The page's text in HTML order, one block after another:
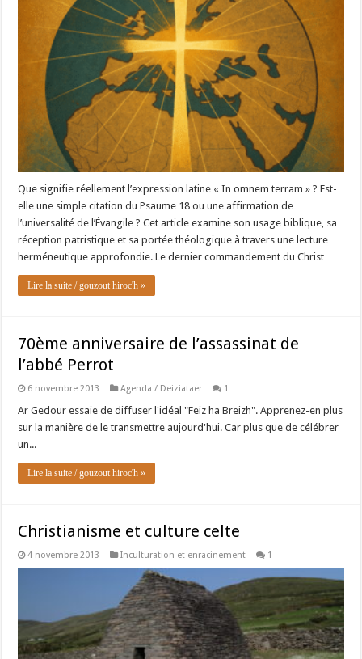
Que signifie réellement l’expression latine « In omnem terram » ? Est-
elle une simple citation du Psaume 18 ou une affirmation de
l’universalité de l’Évangile ? Cet article examine son usage biblique, sa
réception patristique et sa portée théologique à travers une lecture
herméneutique approfondie. Le dernier commandement du Christ …
Lire la suite / gouzout hiroc'h »
70ème anniversaire de l’assassinat de
l’abbé Perrot
6 novembre 2013 Agenda / Deiziataer 1
Ar Gedour essaie de diffuser l'idéal "Feiz ha Breizh". Apprenez-en plus
sur la manière de le transmettre aujourd'hui. Car plus que de célébrer
un...
Lire la suite / gouzout hiroc'h »
Christianisme et culture celte
4 novembre 2013 Inculturation et enracinement 1